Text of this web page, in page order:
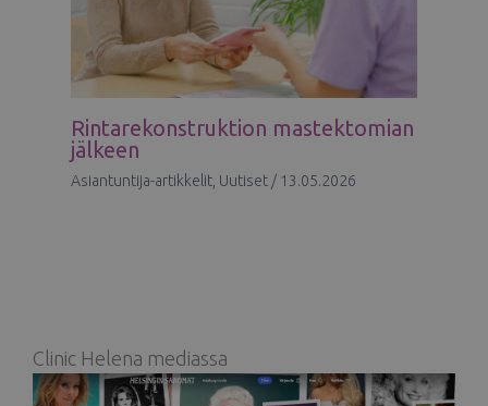
Rintarekonstruktion mastektomian
jälkeen
Asiantuntija-artikkelit, Uutiset / 13.05.2026
Clinic Helena mediassa